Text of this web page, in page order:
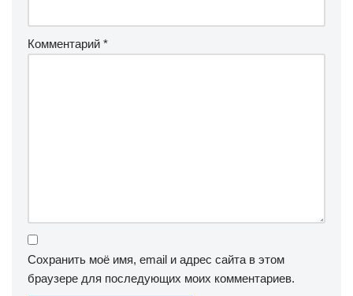
Комментарий *
Сохранить моё имя, email и адрес сайта в этом
браузере для последующих моих комментариев.